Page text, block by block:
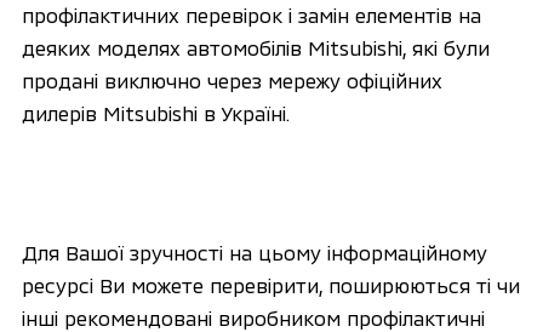
профілактичних перевірок і замін елементів на
деяких моделях автомобілів Mitsubishi, які були
продані виключно через мережу офіційних
дилерів Mitsubishi в Україні.
Для Вашої зручності на цьому інформаційному
ресурсі Ви можете перевірити, поширюються ті чи
інші рекомендовані виробником профілактичні